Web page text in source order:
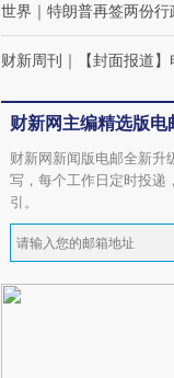
世界 ｜ 特朗普再签两份
财新周刊 ｜ 【封面报道
财新网主编精选版电
财新网新闻版电邮全新升
写，每个工作日定时投递
引。